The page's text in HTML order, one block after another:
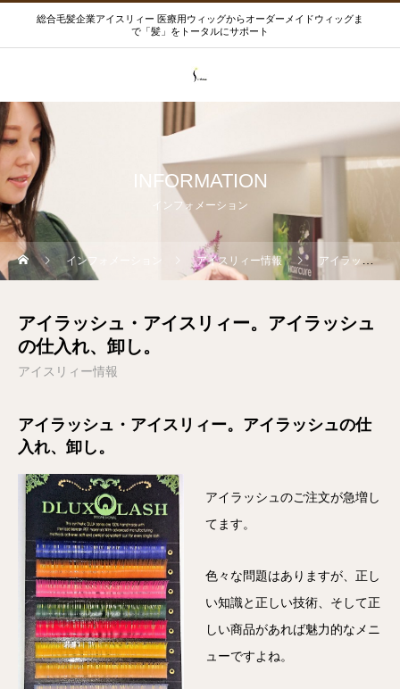
総合毛髪企業アイスリィー 医療用ウィッグからオーダーメイドウィッグま
で「髪」をトータルにサポート
INFORMATION
インフォメーション
インフォメーション アイスリィー情報 アイラッシュ・アイスリィー。アイラッシュの仕入れ、卸し。
アイラッシュ・アイスリィー。アイラッシュ
の仕入れ、卸し。
アイスリィー情報
アイラッシュ・アイスリィー。アイラッシュの仕
入れ、卸し。
アイラッシュのご注文が急増し
てます。
色々な問題はありますが、正し
い知識と正しい技術、そして正
しい商品があれば魅力的なメニ
ューですよね。